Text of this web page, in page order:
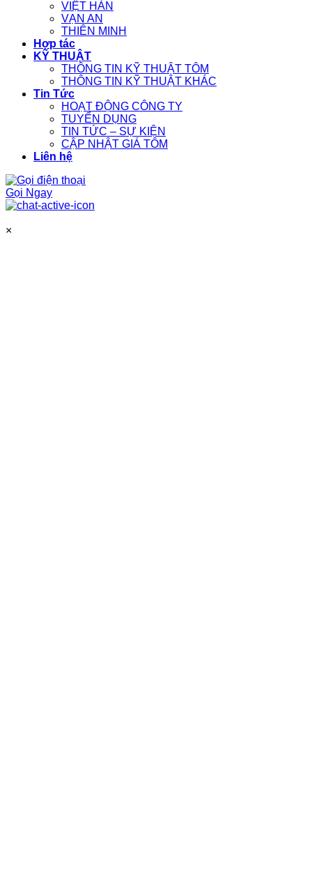
VIỆT HÀN
VẠN AN
THIÊN MINH
Hợp tác
KỸ THUẬT
THÔNG TIN KỸ THUẬT TÔM
THÔNG TIN KỸ THUẬT KHÁC
Tin Tức
HOẠT ĐỘNG CÔNG TY
TUYỂN DỤNG
TIN TỨC – SỰ KIỆN
CẬP NHẬT GIÁ TÔM
Liên hệ
Gọi Ngay
×